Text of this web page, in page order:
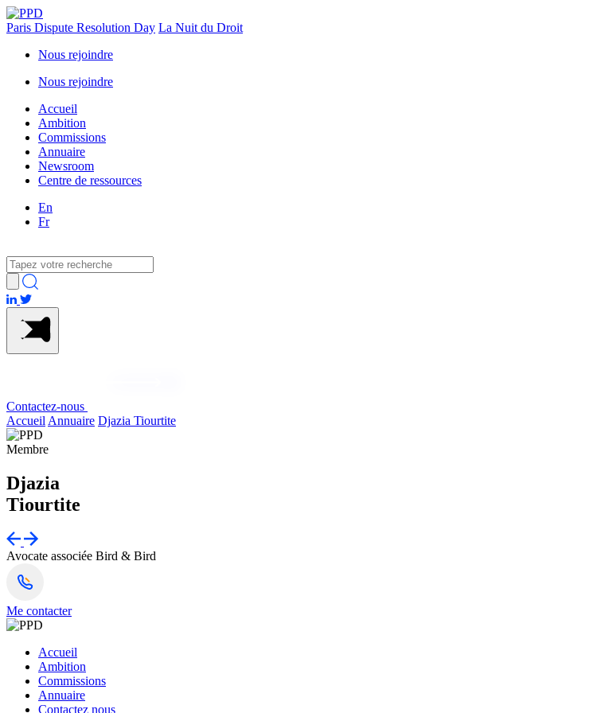
Paris Dispute Resolution Day La Nuit du Droit
Nous rejoindre
Nous rejoindre
Accueil
Ambition
Commissions
Annuaire
Newsroom
Centre de ressources
En
Fr
Contactez-nous
Accueil Annuaire Djazia Tiourtite
Membre
Djazia
Tiourtite
Avocate associée Bird & Bird
Me contacter
Accueil
Ambition
Commissions
Annuaire
Contactez nous